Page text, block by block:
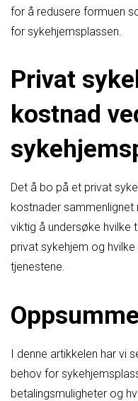
for å redusere formuen
for sykehjemsplassen.
Privat
kostnad
Det å bo på et privat
kostnader
viktig å undersøke hvilke
privat sykehjem og
tjenestene.
I denne artikkelen har vi
behov for
betalingsmuligheter og